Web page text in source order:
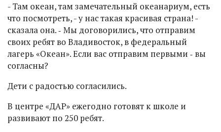
- Там океан, там замечательный океанариум, есть
что посмотреть, - у нас такая красивая страна! -
сказала она. ‑ Мы договорились, что отправим
своих ребят во Владивосток, в федеральный
лагерь «Океан». Если вас отправим первыми ‑ вы
согласны?
Дети с радостью согласились.
В центре «ДАР» ежегодно готовят к школе и
развивают по 250 ребят.